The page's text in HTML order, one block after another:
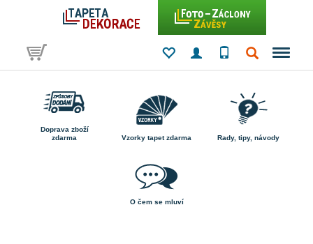
Doprava zboží
zdarma
Vzorky tapet zdarma Rady, tipy, návody
O čem se mluví